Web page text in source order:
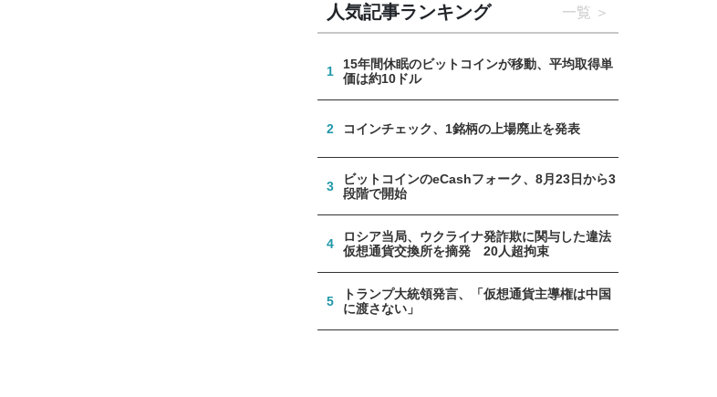
人気記事ランキング 一覧
1
15年間休眠のビットコインが移動、平均取得単
価は約10ドル
2 コインチェック、1銘柄の上場廃止を発表
3
ビットコインのeCashフォーク、8月23日から3
段階で開始
4
ロシア当局、ウクライナ発詐欺に関与した違法
仮想通貨交換所を摘発 20人超拘束
5
トランプ大統領発言、「仮想通貨主導権は中国
に渡さない」